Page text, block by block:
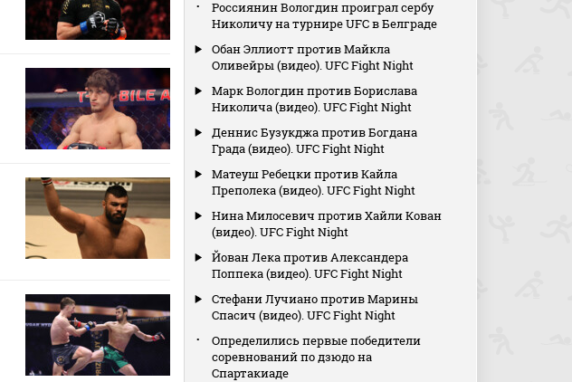
Россиянин Вологдин проиграл сербу
Николичу на турнире UFC в Белграде
Обан Эллиотт против Майкла
Оливейры (видео). UFC Fight Night
Марк Вологдин против Борислава
Николича (видео). UFC Fight Night
Деннис Бузукджа против Богдана
Града (видео). UFC Fight Night
Матеуш Ребецки против Кайла
Преполека (видео). UFC Fight Night
Нина Милосевич против Хайли Кован
(видео). UFC Fight Night
Йован Лека против Александера
Поппека (видео). UFC Fight Night
Стефани Лучиано против Марины
Спасич (видео). UFC Fight Night
Определились первые победители
соревнований по дзюдо на
Спартакиаде